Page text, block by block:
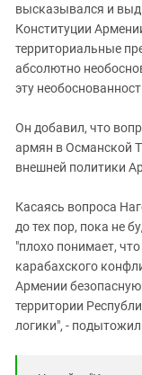
высказывался и
Конституции
территориальные
абсолютно
эту
Он добавил, что
армян в Османской
внешней политики
Касаясь вопроса
до тех пор, пока не
"плохо понимает,
карабахского
Армении
территории
логики", -